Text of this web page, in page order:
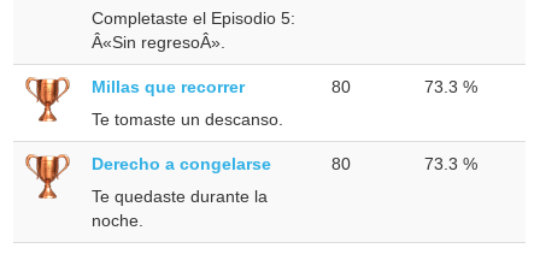
Completaste el Episodio 5:
Â«Sin regresoÂ».
Millas que recorrer
Te tomaste un descanso.
80 73.3 %
Derecho a congelarse
Te quedaste durante la
noche.
80 73.3 %